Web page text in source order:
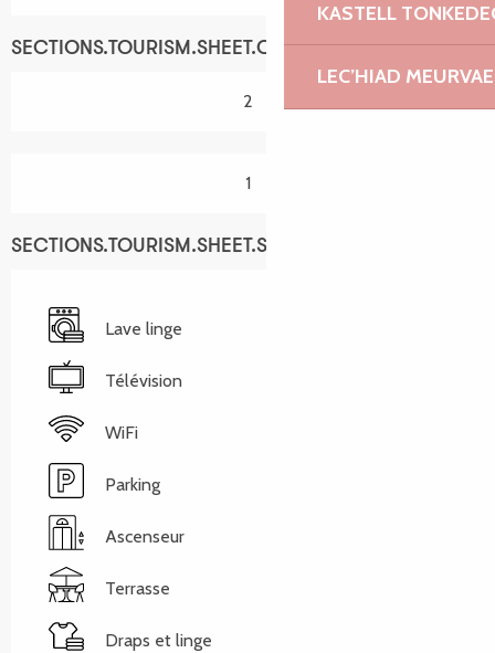
KASTELL
LEC’HIAD
SECTIONS.TOURISM.SHEET.CAPACITY
2
1
SECTIONS.TOURISM.SHEET.SERVICES
Lave linge
Télévision
WiFi
Parking
Ascenseur
Terrasse
Draps et linge